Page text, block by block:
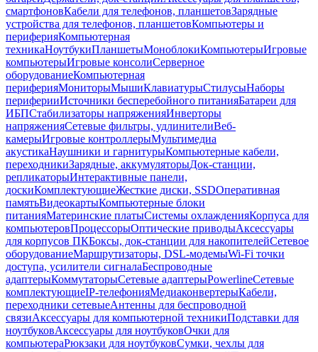
смартфоновКабели для телефонов, планшетовЗарядные
устройства для телефонов, планшетовКомпьютеры и
периферияКомпьютерная
техникаНоутбукиПланшетыМоноблокиКомпьютерыИгровые
компьютерыИгровые консолиСерверное
оборудованиеКомпьютерная
периферияМониторыМышиКлавиатурыСтилусыНаборы
периферииИсточники бесперебойного питанияБатареи для
ИБПСтабилизаторы напряженияИнверторы
напряженияСетевые фильтры, удлинителиВеб-
камерыИгровые контроллерыМультимедиа
акустикаНаушники и гарнитурыКомпьютерные кабели,
переходникиЗарядные, аккумуляторыДок-станции,
репликаторыИнтерактивные панели,
доскиКомплектующиеЖесткие диски, SSDОперативная
памятьВидеокартыКомпьютерные блоки
питанияМатеринские платыСистемы охлажденияКорпуса для
компьютеровПроцессорыОптические приводыАксессуары
для корпусов ПКБоксы, док-станции для накопителейСетевое
оборудованиеМаршрутизаторы, DSL-модемыWi-Fi точки
доступа, усилители сигналаБеспроводные
адаптерыКоммутаторыСетевые адаптерыPowerlineСетевые
комплектующиеIP-телефонияМедиаконвертерыКабели,
переходники сетевыеАнтенны для беспроводной
связиАксессуары для компьютерной техникиПодставки для
ноутбуковАксессуары для ноутбуковОчки для
компьютераРюкзаки для ноутбуковСумки, чехлы для